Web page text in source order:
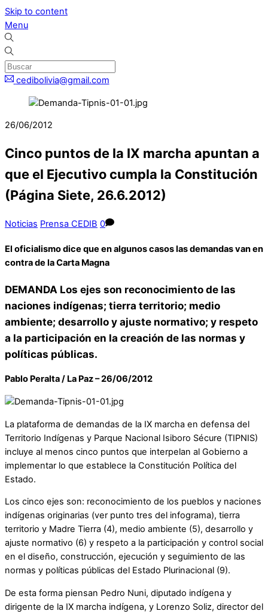
Skip to content
Menu
cedibolivia@gmail.com
26/06/2012
Cinco puntos de la IX marcha apuntan a
que el Ejecutivo cumpla la Constitución
(Página Siete, 26.6.2012)
Noticias Prensa CEDIB 0
El oficialismo dice que en algunos casos las demandas van en
contra de la Carta Magna
DEMANDA Los ejes son reconocimiento de las
naciones indígenas; tierra territorio; medio
ambiente; desarrollo y ajuste normativo; y respeto
a la participación en la creación de las normas y
políticas públicas.
Pablo Peralta / La Paz – 26/06/2012
La plataforma de demandas de la IX marcha en defensa del
Territorio Indígenas y Parque Nacional Isiboro Sécure (TIPNIS)
incluye al menos cinco puntos que interpelan al Gobierno a
implementar lo que establece la Constitución Política del
Estado.
Los cinco ejes son: reconocimiento de los pueblos y naciones
indígenas originarias (ver punto tres del infograma), tierra
territorio y Madre Tierra (4), medio ambiente (5), desarrollo y
ajuste normativo (6) y respeto a la participación y control social
en el diseño, construcción, ejecución y seguimiento de las
normas y políticas públicas del Estado Plurinacional (9).
De esta forma piensan Pedro Nuni, diputado indígena y
dirigente de la IX marcha indígena, y Lorenzo Soliz, director del